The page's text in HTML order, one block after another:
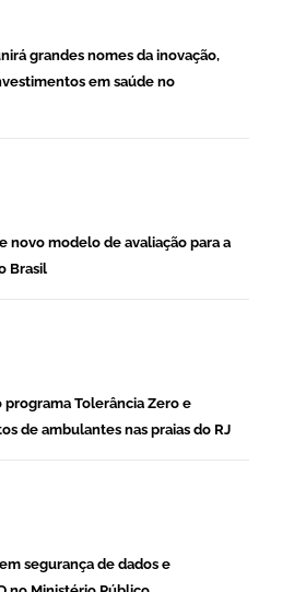
grandes nomes da inovação,
em saúde no
novo modelo de avaliação para a
Brasil
programa Tolerância Zero e
de ambulantes nas praias do RJ
segurança de dados e